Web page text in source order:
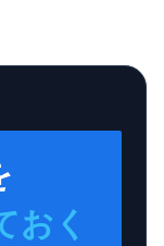
おく